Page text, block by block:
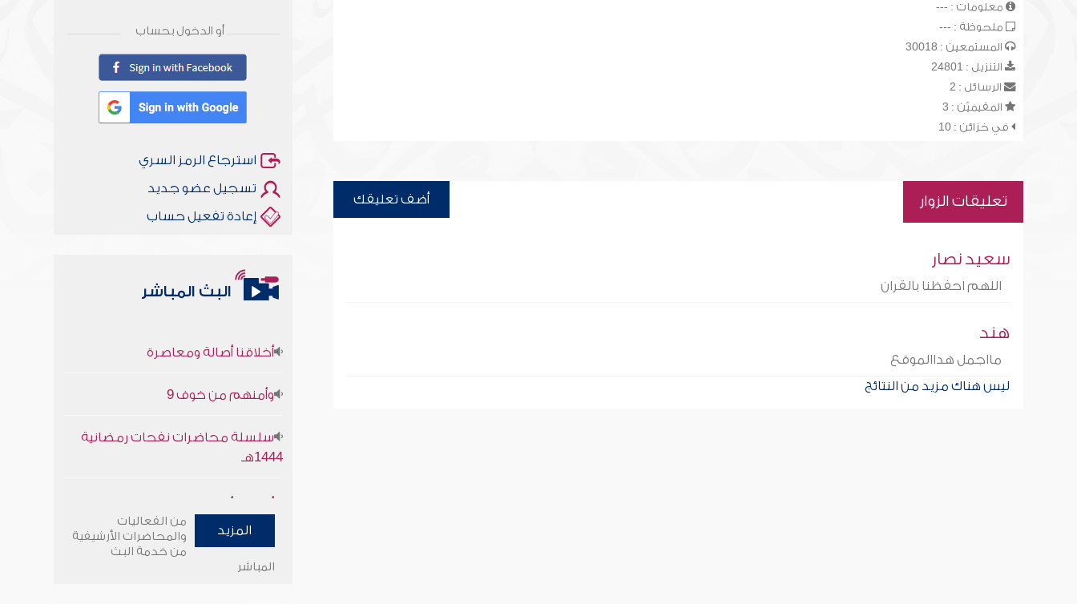
معلومات : ---
ملحوظة : ---
المستمعين : 30018
التنزيل : 24801
الرسائل : 2
المقيميّن : 3
في خزائن : 10
تعليقات الزوار أضف تعليقك
سعيد نصار
اللهم احفظنا بالقران
هند
مااجمل هداالموقع
ليس هناك مزيد من النتائج
أو الدخول بحساب
استرجاع الرمز السري
تسجيل عضو جديد
إعادة تفعيل حساب
البث المباشر
1444هـ
وأمنهم من خوف 9
سلسلة محاضرات نفحات رمضانية
المزيد
من الفعاليات
والمحاضرات الأرشيفية
من خدمة البث
المباشر